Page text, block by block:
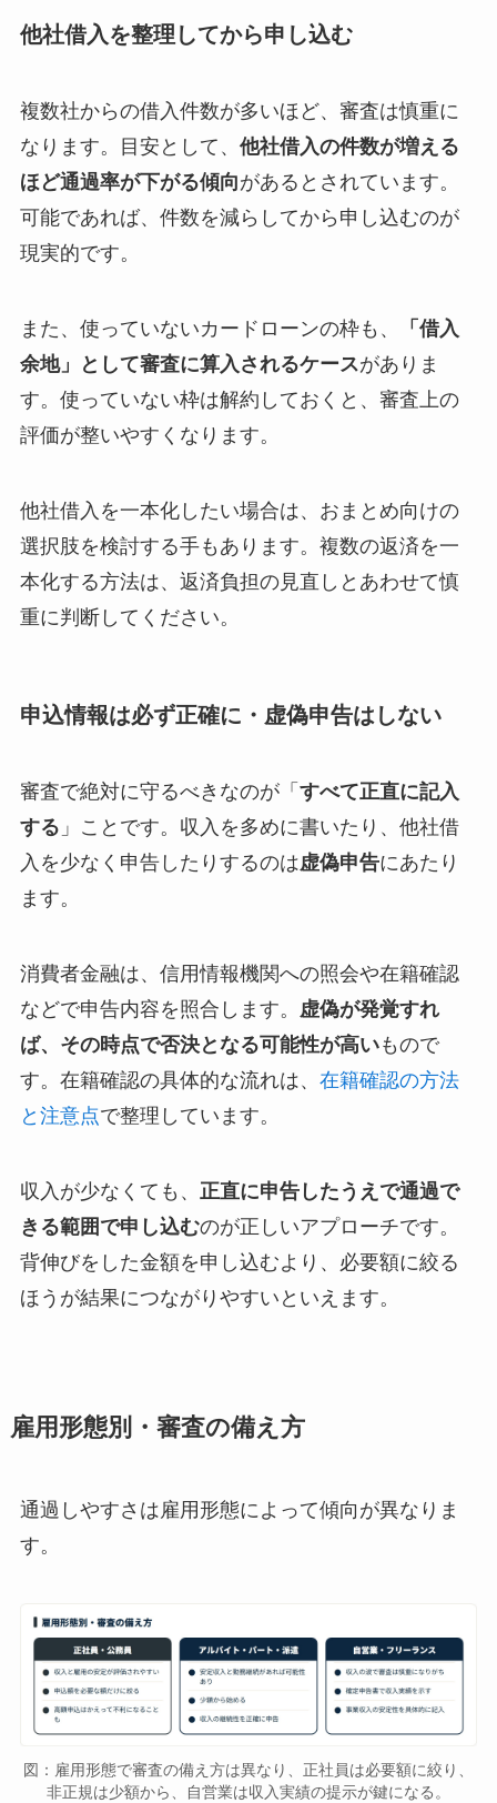
他社借入を整理してから申し込む
複数社からの借入件数が多いほど、審査は慎重に
なります。目安として、 他社借入の件数が増える
ほど通過率が下がる傾向があるとされています。
可能であれば、件数を減らしてから申し込むのが
現実的です。
また、使っていないカードローンの枠も、
「借入
余地」として審査に算入されるケースがありま
す。使っていない枠は解約しておくと、審査上の
評価が整いやすくなります。
他社借入を一本化したい場合は、おまとめ向けの
選択肢を検討する手もあります。複数の返済を一
本化する方法は、返済負担の見直しとあわせて慎
重に判断してください。
申込情報は必ず正確に・虚偽申告はしない
審査で絶対に守るべきなのが「 すべて正直に記入
する 」ことです。収入を多めに書いたり、他社借
入を少なく申告したりするのは虚偽申告にあたり
ます。
消費者金融は、信用情報機関への照会や在籍確認
などで申告内容を照合します。 虚偽が発覚すれ
ば、その時点で否決となる可能性が高いもので
す。在籍確認の具体的な流れは、 在籍確認の方法
と注意点で整理しています。
収入が少なくても、 正直に申告したうえで通過で
きる範囲で申し込むのが正しいアプローチです。
背伸びをした金額を申し込むより、必要額に絞る
ほうが結果につながりやすいといえます。
雇用形態別・審査の備え方
通過しやすさは雇用形態によって傾向が異なりま
す。
図：雇用形態で審査の備え方は異なり、正社員は必要額に絞り、
非正規は少額から、自営業は収入実績の提示が鍵になる。